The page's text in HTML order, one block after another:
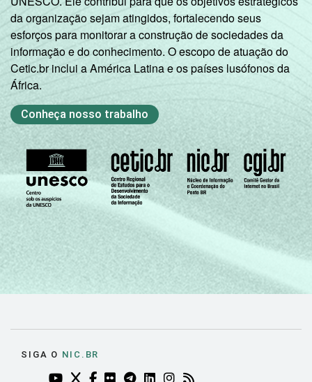
da organização sejam atingidos, fortalecendo seus
esforços para monitorar a construção de sociedades da
informação e do conhecimento. O escopo de atuação do
Cetic.br inclui a América Latina e os países lusófonos da
África.
Conheça nosso trabalho
SIGA O NIC.BR
YOUTUBE DO NIC.BR (ABRE EM NOVA ABA)
TWITTER DO NIC.BR (ABRE EM NOVA ABA)
FACEBOOK DO NIC.BR (ABRE EM NOVA
FLICKR DO NIC.BR (ABRE EM NOVA
TELEGRAM DO NIC.BR (ABRE EM
LINKEDIN DO NIC.BR (ABRE
INSTAGRAM DO NIC.BR
RSS DO NIC.BR (ABRE